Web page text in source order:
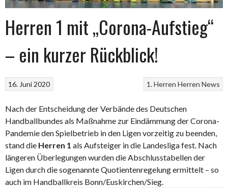
Herren 1 mit „Corona-Aufstieg“
– ein kurzer Rückblick!
1. Herren Herren News
16. Juni 2020
Nach der Entscheidung der Verbände des Deutschen
Handballbundes als Maßnahme zur Eindämmung der Corona-
Pandemie den Spielbetrieb in den Ligen vorzeitig zu beenden,
stand die Herren 1 als Aufsteiger in die Landesliga fest. Nach
längeren Überlegungen wurden die Abschlusstabellen der
Ligen durch die sogenannte Quotientenregelung ermittelt – so
auch im Handballkreis Bonn/Euskirchen/Sieg.